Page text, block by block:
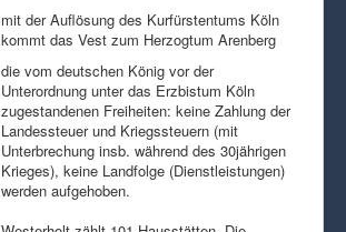
mit der Auflösung des Kurfürstentums Köln
kommt das Vest zum Herzogtum Arenberg
die vom deutschen König vor der
Unterordnung unter das Erzbistum Köln
zugestandenen Freiheiten: keine Zahlung der
Landessteuer und Kriegssteuern (mit
Unterbrechung insb. während des 30jährigen
Krieges), keine Landfolge (Dienstleistungen)
werden aufgehoben.